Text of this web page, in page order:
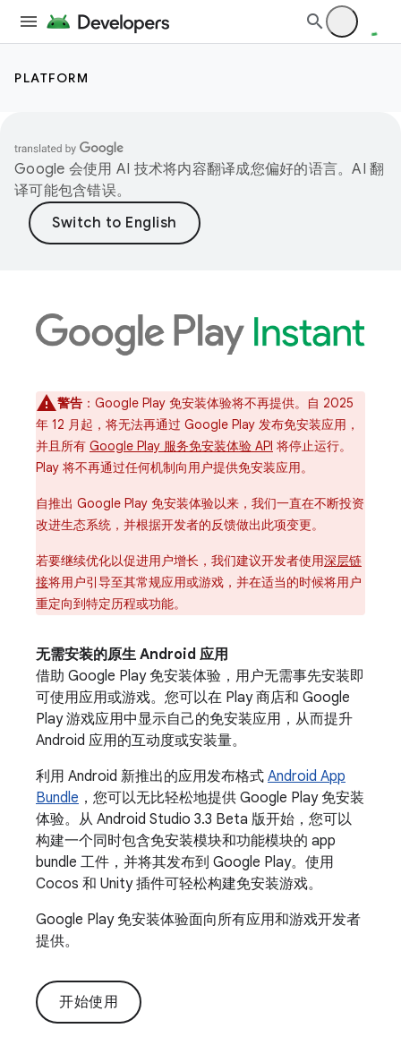
PLATFORM
Google 会使用 AI 技术将内容翻译成您偏好的语言。AI 翻
译可能包含错误。
警告 ：Google Play 免安装体验将不再提供。自 2025
年 12 月起，将无法再通过 Google Play 发布免安装应用，
并且所有 Google Play 服务免安装体验 API 将停止运行。
Play 将不再通过任何机制向用户提供免安装应用。
自推出 Google Play 免安装体验以来，我们一直在不断投资
改进生态系统，并根据开发者的反馈做出此项变更。
若要继续优化以促进用户增长，我们建议开发者使用深层链
接将用户引导至其常规应用或游戏，并在适当的时候将用户
重定向到特定历程或功能。
无需安装的原生 Android 应用
借助 Google Play 免安装体验，用户无需事先安装即
可使用应用或游戏。您可以在 Play 商店和 Google
Play 游戏应用中显示自己的免安装应用，从而提升
Android 应用的互动度或安装量。
利用 Android 新推出的应用发布格式 Android App
Bundle ，您可以无比轻松地提供 Google Play 免安装
体验。从 Android Studio 3.3 Beta 版开始，您可以
构建一个同时包含免安装模块和功能模块的 app
bundle 工件，并将其发布到 Google Play。使用
Cocos 和 Unity 插件可轻松构建免安装游戏。
Google Play 免安装体验面向所有应用和游戏开发者
提供。
开始使用